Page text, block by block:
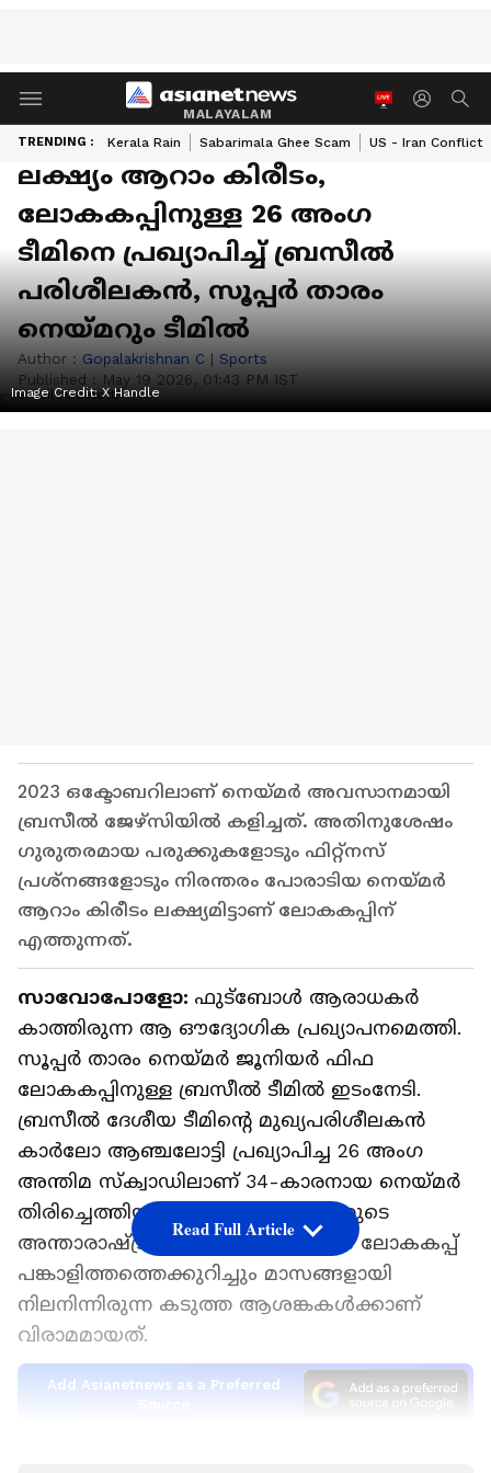
MALAYALAM
TRENDING : Kerala Rain Sabarimala Ghee Scam US - Iran Conflict
ലക്ഷ്യം ആറാം കിരീടം,
ലോകകപ്പിനുള്ള 26 അംഗ
ടീമിനെ പ്രഖ്യാപിച്ച് ബ്രസീൽ
പരിശീലകന്‍, സൂപ്പര്‍ താരം
നെയ്മറും ടീമില്‍
Author : Gopalakrishnan C | Sports
Published : May 19 2026, 01:43 PM IST
Image Credit:X Handle
2023 ഒക്ടോബറിലാണ് നെയ്മർ അവസാനമായി
ബ്രസീൽ ജേഴ്സിയിൽ കളിച്ചത്. അതിനുശേഷം
ഗുരുതരമായ പരുക്കുകളോടും ഫിറ്റ്നസ്
പ്രശ്നങ്ങളോടും നിരന്തരം പോരാടിയ നെയ്മര്‍
ആറാം കിരീടം ലക്ഷ്യമിട്ടാണ് ലോകകപ്പിന്
എത്തുന്നത്.
സാവോപോളോ: ഫുട്ബോൾ ആരാധകർ
കാത്തിരുന്ന ആ ഔദ്യോഗിക പ്രഖ്യാപനമെത്തി.
സൂപ്പർ താരം നെയ്മർ ജൂനിയർ ഫിഫ
ലോകകപ്പിനുള്ള ബ്രസീൽ ടീമിൽ ഇടംനേടി.
ബ്രസീൽ ദേശീയ ടീമിന്‍റെ മുഖ്യപരിശീലകൻ
കാർലോ ആഞ്ചലോട്ടി പ്രഖ്യാപിച്ച 26 അംഗ
അന്തിമ സ്ക്വാഡിലാണ് 34-കാരനായ നെയ്മർ
തിരിച്ചെത്തിയത്. ഇതോടെ നെയ്മറുടെ
അന്താരാഷ്ട്ര കരിയറിനെക്കുറിച്ചും ലോകകപ്പ്
പങ്കാളിത്തത്തെക്കുറിച്ചും മാസങ്ങളായി
നിലനിന്നിരുന്ന കടുത്ത ആശങ്കകൾക്കാണ്
വിരാമമായത്.
Add Asianetnews as a Preferred
Read Full Article